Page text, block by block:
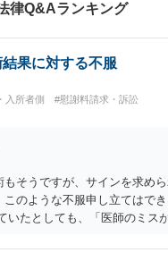
律Q&Aランキング
果に対する不服
入所者側 #慰謝料請求・訴訟
もそうですが、サインを求め
のような不服申し立てはで
いたとしても、「医師のミス
にもかかわらず、全く説明